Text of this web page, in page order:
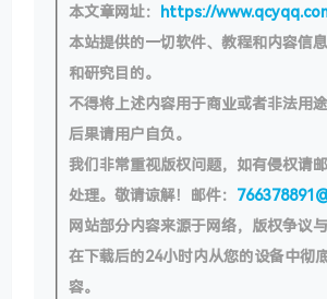
本文章网址： https://
本站提供的一切软件、教程和内容信
和研究目的。
不得将上述内容用于商业或者非法用
后果请用户自负。
我们非常重视版权问题，如有侵权请
处理。敬请谅解！邮件：
网站部分内容来源于网络，版权争议
在下载后的24小时内从您的设备中彻
容。